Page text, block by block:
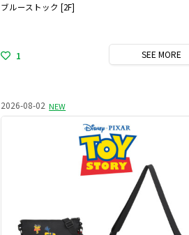
ブルーストック [2F]
1 SEEMORE
2026-08-02 NEW